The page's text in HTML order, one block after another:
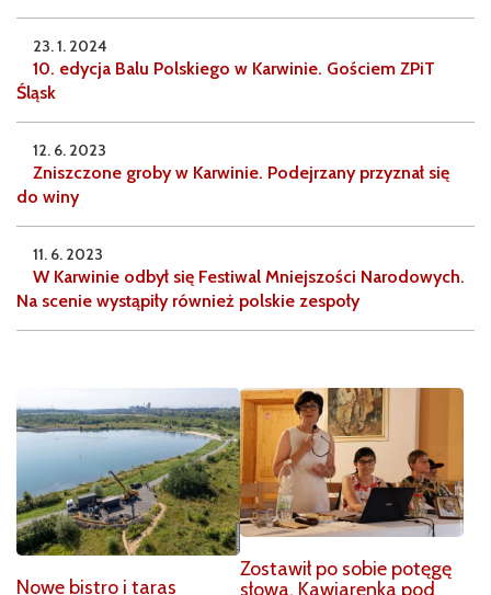
23. 1. 2024
10. edycja Balu Polskiego w Karwinie. Gościem ZPiT
Śląsk
12. 6. 2023
Zniszczone groby w Karwinie. Podejrzany przyznał się
do winy
11. 6. 2023
W Karwinie odbył się Festiwal Mniejszości Narodowych.
Na scenie wystąpiły również polskie zespoły
Nowe bistro i taras
Zostawił po sobie potęgę
słowa. Kawiarenka pod